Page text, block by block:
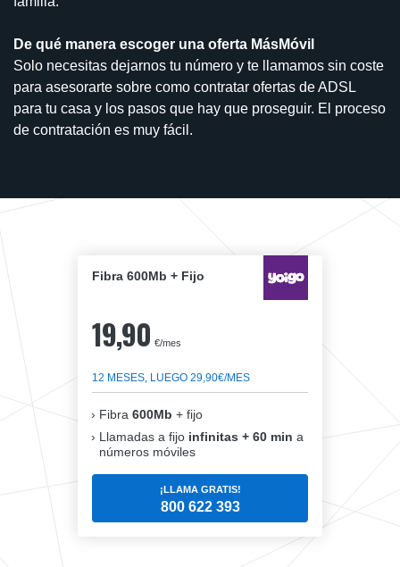
De qué manera escoger una oferta MásMóvil
Solo necesitas dejarnos tu número y te llamamos sin coste
para asesorarte sobre como contratar ofertas de ADSL
para tu casa y los pasos que hay que proseguir. El proceso
de contratación es muy fácil.
Fibra 600Mb + Fijo
19,90 €/mes
12 MESES, LUEGO 29,90€/MES
Fibra 600Mb + fijo
Llamadas a fijo infinitas + 60 min a
números móviles
¡LLAMA GRATIS!
800 622 393